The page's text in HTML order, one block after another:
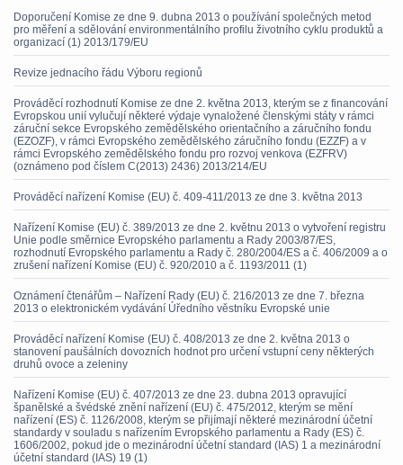
Doporučení Komise ze dne 9. dubna 2013 o používání společných metod
pro měření a sdělování environmentálního profilu životního cyklu produktů a
organizací (1) 2013/179/EU
Revize jednacího řádu Výboru regionů
Prováděcí rozhodnutí Komise ze dne 2. května 2013, kterým se z financování
Evropskou unií vylučují některé výdaje vynaložené členskými státy v rámci
záruční sekce Evropského zemědělského orientačního a záručního fondu
(EZOZF), v rámci Evropského zemědělského záručního fondu (EZZF) a v
rámci Evropského zemědělského fondu pro rozvoj venkova (EZFRV)
(oznámeno pod číslem C(2013) 2436) 2013/214/EU
Prováděcí nařízení Komise (EU) č. 409-411/2013 ze dne 3. května 2013
Nařízení Komise (EU) č. 389/2013 ze dne 2. květnu 2013 o vytvoření registru
Unie podle směrnice Evropského parlamentu a Rady 2003/87/ES,
rozhodnutí Evropského parlamentu a Rady č. 280/2004/ES a č. 406/2009 a o
zrušení nařízení Komise (EU) č. 920/2010 a č. 1193/2011 (1)
Oznámení čtenářům – Nařízení Rady (EU) č. 216/2013 ze dne 7. března
2013 o elektronickém vydávání Úředního věstníku Evropské unie
Prováděcí nařízení Komise (EU) č. 408/2013 ze dne 2. května 2013 o
stanovení paušálních dovozních hodnot pro určení vstupní ceny některých
druhů ovoce a zeleniny
Nařízení Komise (EU) č. 407/2013 ze dne 23. dubna 2013 opravující
španělské a švédské znění nařízení (EU) č. 475/2012, kterým se mění
nařízení (ES) č. 1126/2008, kterým se přijímají některé mezinárodní účetní
standardy v souladu s nařízením Evropského parlamentu a Rady (ES) č.
1606/2002, pokud jde o mezinárodní účetní standard (IAS) 1 a mezinárodní
účetní standard (IAS) 19 (1)